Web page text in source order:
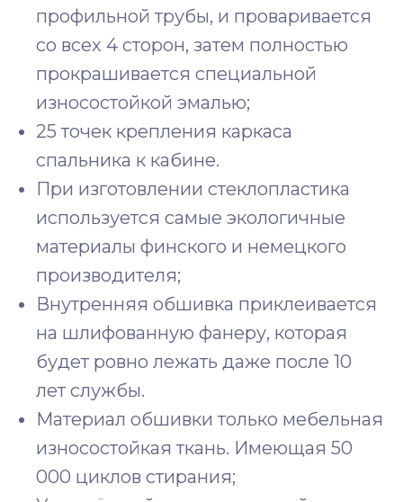
профильной трубы, и проваривается
со всех 4 сторон, затем полностью
прокрашивается специальной
износостойкой эмалью;
25 точек крепления каркаса
спальника к кабине.
При изготовлении стеклопластика
используется самые экологичные
материалы финского и немецкого
производителя;
Внутренняя обшивка приклеивается
на шлифованную фанеру, которая
будет ровно лежать даже после 10
лет службы.
Материал обшивки только мебельная
износостойкая ткань. Имеющая 50
000 циклов стирания;